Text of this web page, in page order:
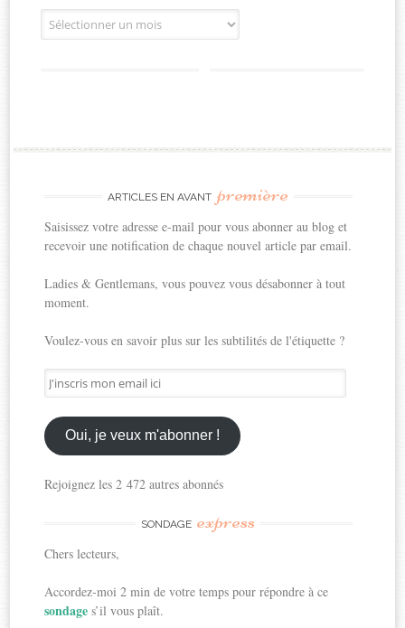
Archives
ARTICLES EN AVANT première
Saisissez votre adresse e-mail pour vous abonner au blog et
recevoir une notification de chaque nouvel article par email.
Ladies & Gentlemans, vous pouvez vous désabonner à tout
moment.
Voulez-vous en savoir plus sur les subtilités de l'étiquette ?
J'inscris
mon
email
ici
Oui, je veux m'abonner !
Rejoignez les 2 472 autres abonnés
SONDAGE express
Chers lecteurs,
Accordez-moi 2 min de votre temps pour répondre à ce
sondages’il vous plaît.